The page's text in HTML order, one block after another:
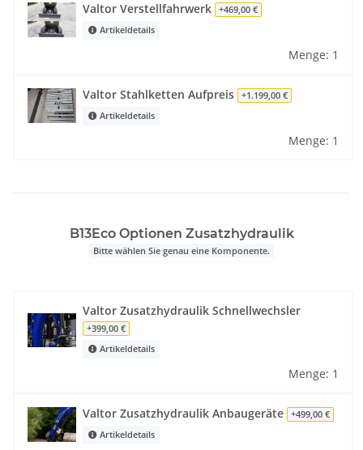
Valtor Verstellfahrwerk
+469,00 €
Artikeldetails
Menge: 1
Valtor Stahlketten Aufpreis
+1.199,00 €
Artikeldetails
Menge: 1
B13Eco Optionen Zusatzhydraulik
Bitte wählen Sie genau eine Komponente.
Valtor Zusatzhydraulik Schnellwechsler
+399,00 €
Artikeldetails
Menge: 1
Valtor Zusatzhydraulik Anbaugeräte
+499,00 €
Artikeldetails